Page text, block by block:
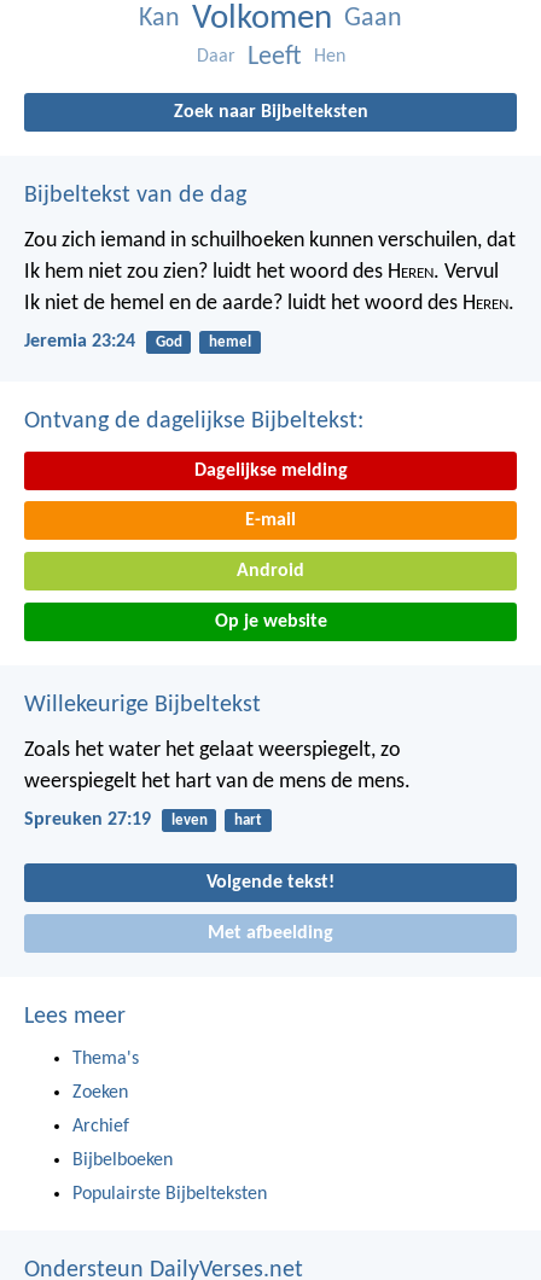
Kan Volkomen Gaan
Daar Leeft Hen
Zoek naar Bijbelteksten
Bijbeltekst van de dag
Zou zich iemand in schuilhoeken kunnen verschuilen, dat
Ik hem niet zou zien? luidt het woord des Heren. Vervul
Ik niet de hemel en de aarde? luidt het woord des Heren.
Jeremia 23:24 God hemel
Ontvang de dagelijkse Bijbeltekst:
Dagelijkse melding
E-mail
Android
Op je website
Willekeurige Bijbeltekst
Zoals het water het gelaat weerspiegelt, zo
weerspiegelt het hart van de mens de mens.
Spreuken 27:19 leven hart
Volgende tekst!
Met afbeelding
Lees meer
Thema's
Zoeken
Archief
Bijbelboeken
Populairste Bijbelteksten
Ondersteun DailyVerses.net